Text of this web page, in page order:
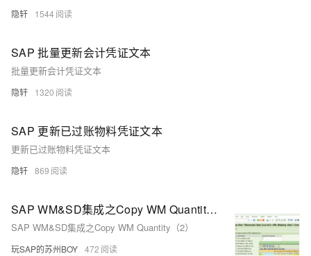
隐轩 1544
SAP 批量更新会计凭证文本
批量更新会计凭证文本
隐轩 1320
SAP 更新已过账物料凭证文本
更新已过账物料凭证文本
隐轩 869
SAP WM&SD集成之Copy WM Quantity（2）
SAP WM&SD集成之Copy WM Quantity（2）
玩SAP的苏州BOY 472